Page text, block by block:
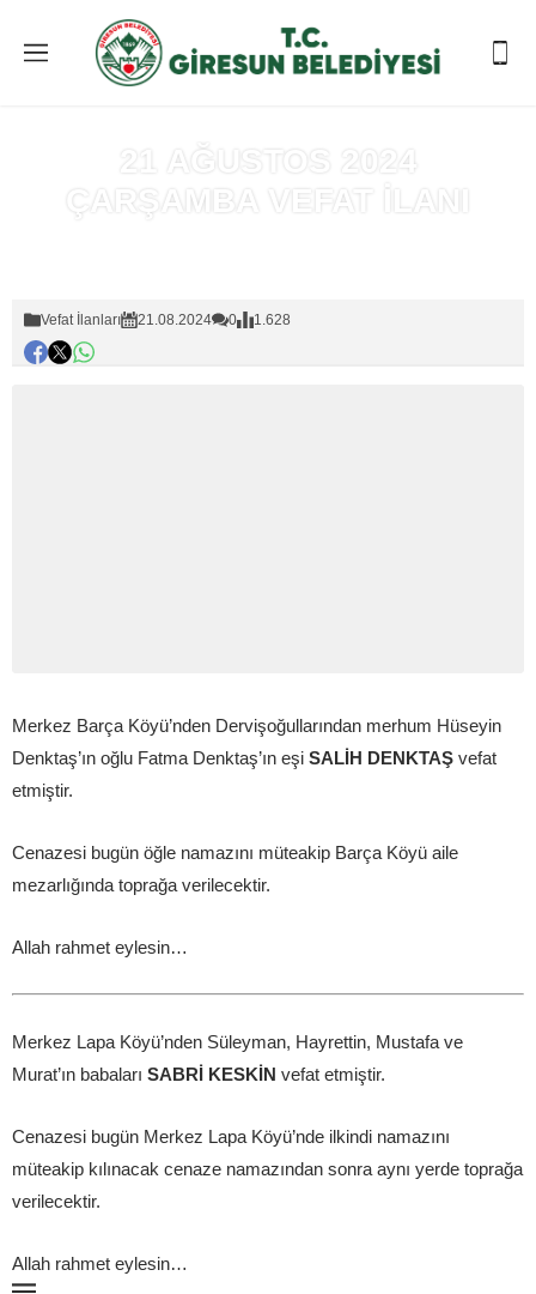
21 AĞUSTOS 2024
ÇARŞAMBA VEFAT İLANI
Vefat İlanları 21.08.2024 0 1.628
Merkez Barça Köyü’nden Dervişoğullarından merhum Hüseyin
Denktaş’ın oğlu Fatma Denktaş’ın eşi SALİH DENKTAŞ vefat
etmiştir.
Cenazesi bugün öğle namazını müteakip Barça Köyü aile
mezarlığında toprağa verilecektir.
Allah rahmet eylesin…
Merkez Lapa Köyü’nden Süleyman, Hayrettin, Mustafa ve
Murat’ın babaları SABRİ KESKİN vefat etmiştir.
Cenazesi bugün Merkez Lapa Köyü’nde ilkindi namazını
müteakip kılınacak cenaze namazından sonra aynı yerde toprağa
verilecektir.
Allah rahmet eylesin…